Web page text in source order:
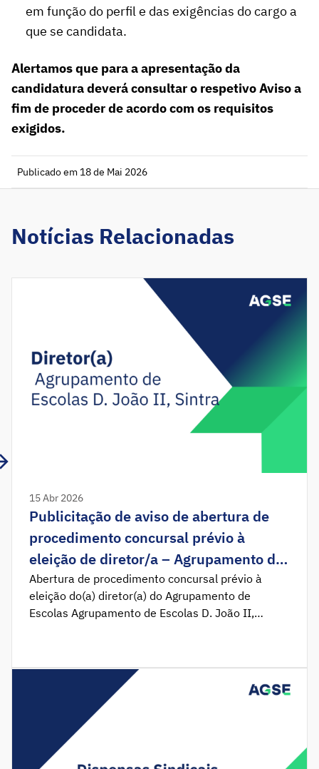
em função do perfil e das exigências do cargo a
que se candidata.
Alertamos que para a apresentação da
candidatura deverá consultar o respetivo Aviso a
fim de proceder de acordo com os requisitos
exigidos.
Publicado em 18 de Mai 2026
Notícias Relacionadas
15 Abr 2026
Publicitação de aviso de abertura de
procedimento concursal prévio à
eleição de diretor/a – Agrupamento de
Escolas D. João II, Sintra
Abertura de procedimento concursal prévio à
eleição do(a) diretor(a) do Agrupamento de
Escolas Agrupamento de Escolas D. João II,
do procedimento concursal prévio à eleição do(a)
diretor(a) do Agrupamento de Escolas D. João II,
Sintra. Nos termos do disposto nos artigos […]